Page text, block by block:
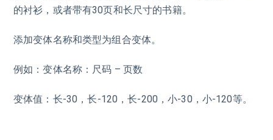
的衬衫，或者带有30页和长尺寸的书籍。
添加变体名称和类型为组合变体。
例如：变体名称：尺码 – 页数
变体值：长-30，长-120，长-200，小-30，小-120等。